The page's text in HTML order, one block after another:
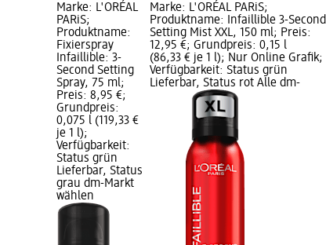
Marke: L'ORÉAL
PARiS;
Produktname:
Fixierspray
Infaillible: 3-
Second Setting
Spray, 75 ml;
Preis: 8,95 €;
Grundpreis:
0,075 l (119,33 €
je 1 l);
Verfügbarkeit:
Status grün
Lieferbar, Status
grau dm-Markt
wählen
Marke: L'ORÉAL PARiS;
Produktname: Infaillible 3-Second
Setting Mist XXL, 150 ml; Preis:
12,95 €; Grundpreis: 0,15 l
(86,33 € je 1 l); Nur Online Grafik;
Verfügbarkeit: Status grün
Lieferbar, Status rot Alle dm-